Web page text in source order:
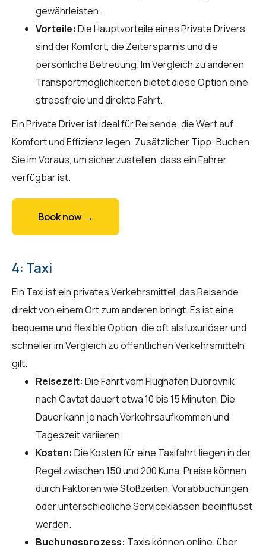
gewährleisten.
Vorteile: Die Hauptvorteile eines Private Drivers
sind der Komfort, die Zeitersparnis und die
persönliche Betreuung. Im Vergleich zu anderen
Transportmöglichkeiten bietet diese Option eine
stressfreie und direkte Fahrt.
Ein Private Driver ist ideal für Reisende, die Wert auf
Komfort und Effizienz legen. Zusätzlicher Tipp: Buchen
Sie im Voraus, um sicherzustellen, dass ein Fahrer
verfügbar ist.
Book now →
4: Taxi
Ein Taxi ist ein privates Verkehrsmittel, das Reisende
direkt von einem Ort zum anderen bringt. Es ist eine
bequeme und flexible Option, die oft als luxuriöser und
schneller im Vergleich zu öffentlichen Verkehrsmitteln
gilt.
Reisezeit: Die Fahrt vom Flughafen Dubrovnik
nach Cavtat dauert etwa 10 bis 15 Minuten. Die
Dauer kann je nach Verkehrsaufkommen und
Tageszeit variieren.
Kosten: Die Kosten für eine Taxifahrt liegen in der
Regel zwischen 150 und 200 Kuna. Preise können
durch Faktoren wie Stoßzeiten, Vorabbuchungen
oder unterschiedliche Serviceklassen beeinflusst
werden.
Buchungsprozess: Taxis können online, über